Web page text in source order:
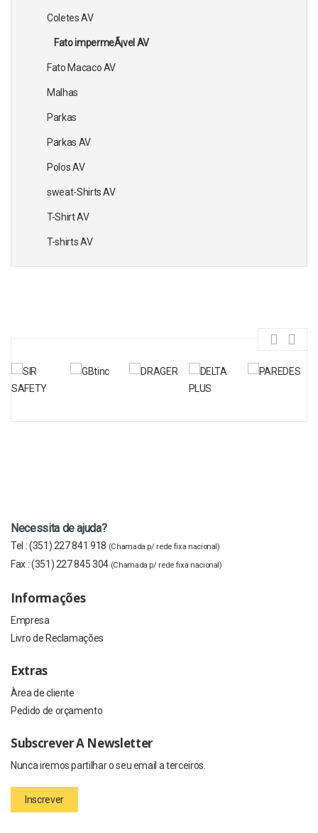
Coletes AV
Fato impermeÃ¡vel AV
Fato Macaco AV
Malhas
Parkas
Parkas AV
Polos AV
sweat-Shirts AV
T-Shirt AV
T-shirts AV
Necessita de ajuda?
Tel :(351) 227 841 918 (Chamada p/ rede fixa nacional)
Fax :(351) 227 845 304 (Chamada p/ rede fixa nacional)
Informações
Empresa
Livro de Reclamações
Extras
Àrea de cliente
Pedido de orçamento
Subscrever A Newsletter
Nunca iremos partilhar o seu email a terceiros.
Inscrever